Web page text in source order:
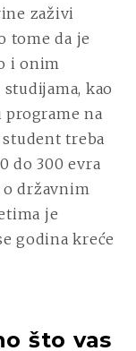
zaživi
tome da je
i onim
kao
na
treba
do 300 evra
državnim
je
godina kreće
što vas